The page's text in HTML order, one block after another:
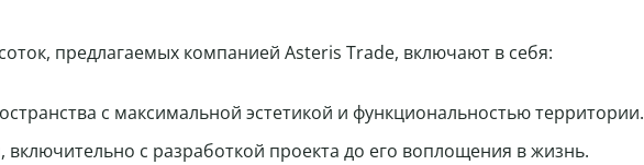
предлагаемых компанией Asteris Trade, включают в себя:
с максимальной эстетикой и функциональностью территории.
включительно с разработкой проекта до его воплощения в жизнь.